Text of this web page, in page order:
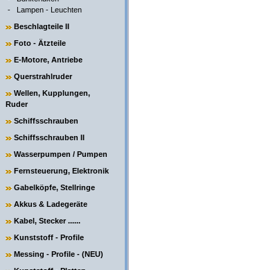
- Lampen - Leuchten
Beschlagteile II
Foto - Ätzteile
E-Motore, Antriebe
Querstrahlruder
Wellen, Kupplungen,
Ruder
Schiffsschrauben
Schiffsschrauben II
Wasserpumpen / Pumpen
Fernsteuerung, Elektronik
Gabelköpfe, Stellringe
Akkus & Ladegeräte
Kabel, Stecker ......
Kunststoff - Profile
Messing - Profile - (NEU)